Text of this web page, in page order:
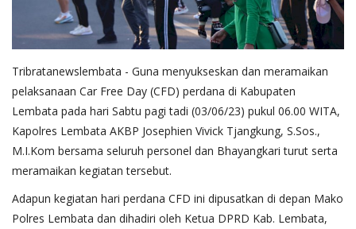
Tribratanewslembata - Guna menyukseskan dan meramaikan
pelaksanaan Car Free Day (CFD) perdana di Kabupaten
Lembata pada hari Sabtu pagi tadi (03/06/23) pukul 06.00 WITA,
Kapolres Lembata AKBP Josephien Vivick Tjangkung, S.Sos.,
M.I.Kom bersama seluruh personel dan Bhayangkari turut serta
meramaikan kegiatan tersebut.
Adapun kegiatan hari perdana CFD ini dipusatkan di depan Mako
Polres Lembata dan dihadiri oleh Ketua DPRD Kab. Lembata,